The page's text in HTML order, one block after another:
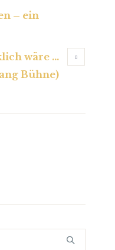
– ein
wäre …
Bühne)